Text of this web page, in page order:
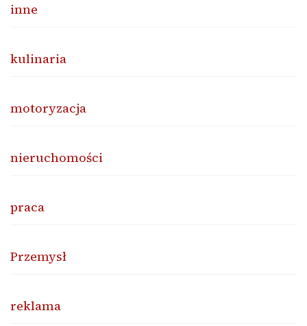
inne
kulinaria
motoryzacja
nieruchomości
praca
Przemysł
reklama